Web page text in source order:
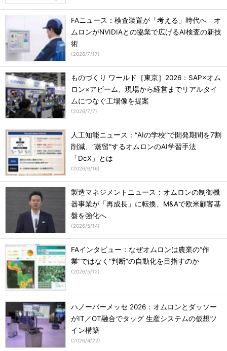
FAニュース：検査装置が「考える」時代へ オ
ムロンがNVIDIAとの協業で広げるAI検査の新技
術
(2026/7/17)
ものづくり ワールド［東京］2026：SAP×オム
ロン×アビーム、現場から経営までリアルタイ
ムにつなぐ工場像を提案
(2026/7/7)
人工知能ニュース：“AIの学校”で開発期間を7割
削減、“蒸留”するオムロンのAI学習手法
「DcX」とは
(2026/6/16)
製造マネジメントニュース：オムロンの制御機
器事業が「再成長」に転換、M&Aで欧米顧客基
盤を強化へ
(2026/5/14)
FAインタビュー：なぜオムロンは農業の“作
業”ではなく“判断”の自動化を目指すのか
(2026/5/12)
ハノーバーメッセ 2026：オムロンとダッソー
がIT／OT融合でタッグ 生産システムの仮想ツ
イン構築
(2026/4/22)